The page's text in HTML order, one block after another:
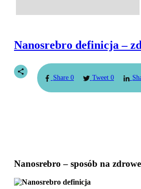
Nanosrebro definicja –
Share 0 Tweet 0
Nanosrebro – sposób na